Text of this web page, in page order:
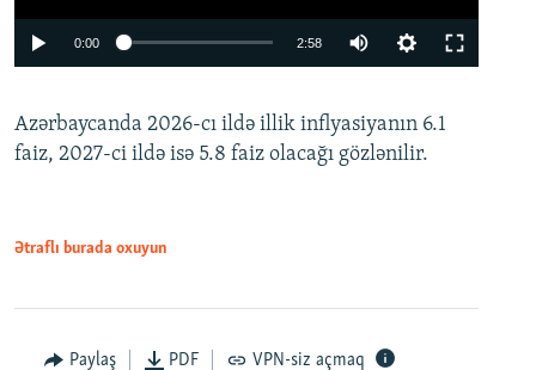
0:00 2:58
360p
480p
Azərbaycanda 2026-cı ildə illik inflyasiyanın 6.1
faiz, 2027-ci ildə isə 5.8 faiz olacağı gözlənilir.
Ətraflı burada oxuyun
Paylaş PDF VPN-siz açmaq